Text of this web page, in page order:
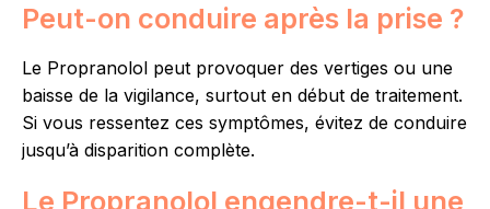
Peut-on conduire après la prise ?
Le Propranolol peut provoquer des vertiges ou une
baisse de la vigilance, surtout en début de traitement.
Si vous ressentez ces symptômes, évitez de conduire
jusqu’à disparition complète.
Le Propranolol engendre-t-il une